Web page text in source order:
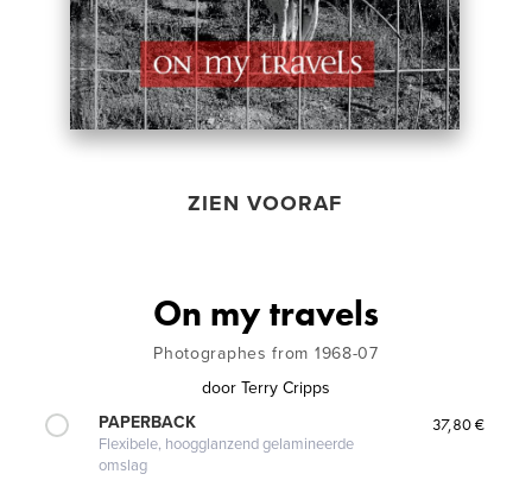
ZIEN VOORAF
On my travels
Photographes from 1968-07
door Terry Cripps
PAPERBACK
Flexibele, hoogglanzend gelamineerde
omslag
37,80 €